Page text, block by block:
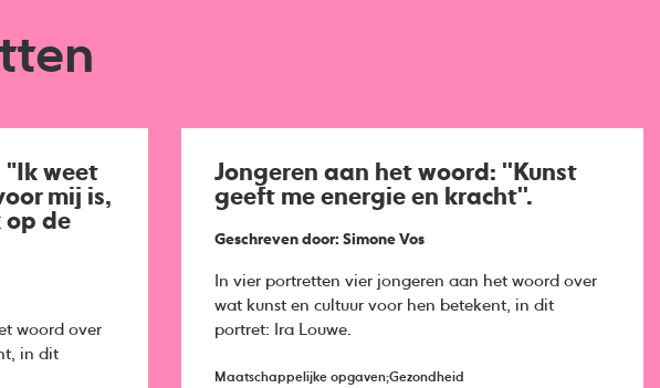
"Ik weet
mij is,
op de
woord over
in dit
Jongeren aan het woord: ''Kunst
geeft me energie en kracht''.
Geschreven door: Simone Vos
In vier portretten vier jongeren aan het woord over
wat kunst en cultuur voor hen betekent, in dit
portret: Ira Louwe.
Maatschappelijke opgaven;Gezondheid